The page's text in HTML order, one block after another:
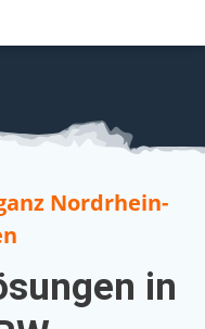
Nordrhein-
in